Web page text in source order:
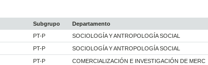
Subgrupo Departamento
PT-P SOCIOLOGÍA Y ANTROPOLOGÍA SOCIAL
PT-P SOCIOLOGÍA Y ANTROPOLOGÍA SOCIAL
PT-P COMERCIALIZACIÓN E INVESTIGACIÓN DE MERC